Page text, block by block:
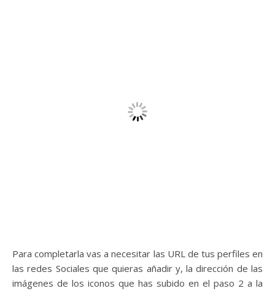
Para completarla vas a necesitar las URL de tus perfiles en
las redes Sociales que quieras añadir y, la dirección de las
imágenes de los iconos que has subido en el paso 2 a la